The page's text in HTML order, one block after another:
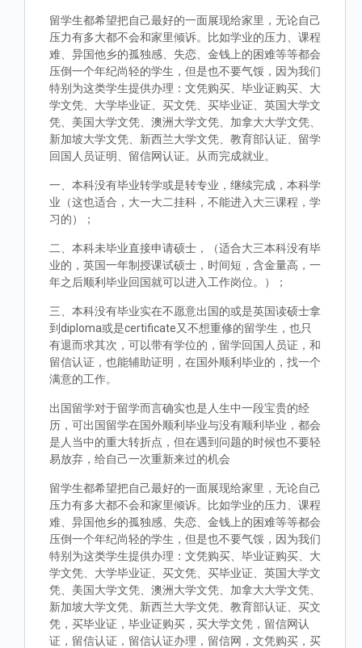
留学生都希望把自己最好的一面展现给家里，无论自己
压力有多大都不会和家里倾诉。比如学业的压力、课程
难、异国他乡的孤独感、失恋、金钱上的困难等等都会
压倒一个年纪尚轻的学生，但是也不要气馁，因为我们
特别为这类学生提供办理：文凭购买、毕业证购买、大
学文凭、大学毕业证、买文凭、买毕业证、英国大学文
凭、美国大学文凭、澳洲大学文凭、加拿大大学文凭、
新加坡大学文凭、新西兰大学文凭、教育部认证、留学
回国人员证明、留信网认证。从而完成就业。
一、本科没有毕业转学或是转专业，继续完成，本科学
业（这也适合，大一大二挂科，不能进入大三课程，学
习的）；
二、本科未毕业直接申请硕士，（适合大三本科没有毕
业的，英国一年制授课试硕士，时间短，含金量高，一
年之后顺利毕业回国就可以进入工作岗位。）；
三、本科没有毕业实在不愿意出国的或是英国读硕士拿
到diploma或是certificate又不想重修的留学生，也只
有退而求其次，可以带有学位的，留学回国人员证，和
留信认证，也能辅助证明，在国外顺利毕业的，找一个
满意的工作。
出国留学对于留学而言确实也是人生中一段宝贵的经
历，可出国留学在国外顺利毕业与没有顺利毕业，都会
是人当中的重大转折点，但在遇到问题的时候也不要轻
易放弃，给自己一次重新来过的机会
留学生都希望把自己最好的一面展现给家里，无论自己
压力有多大都不会和家里倾诉。比如学业的压力、课程
难、异国他乡的孤独感、失恋、金钱上的困难等等都会
压倒一个年纪尚轻的学生，但是也不要气馁，因为我们
特别为这类学生提供办理：文凭购买、毕业证购买、大
学文凭、大学毕业证、买文凭、买毕业证、英国大学文
凭、美国大学文凭、澳洲大学文凭、加拿大大学文凭、
新加坡大学文凭、新西兰大学文凭、教育部认证、买文
凭，买毕业证，毕业证购买，买大学文凭，留信网认
证，留信认证，留信认证办理，留信网，文凭购买，买